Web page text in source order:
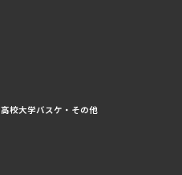
高校大学バスケ・その他